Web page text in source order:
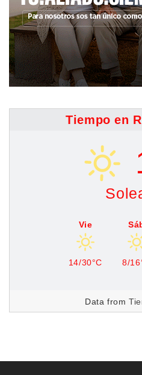
Tiempo en
Vie
14/30°C 8/
Data from